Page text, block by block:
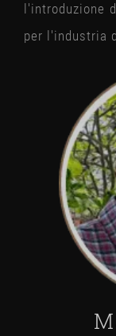
l'introduzione
per l'industria